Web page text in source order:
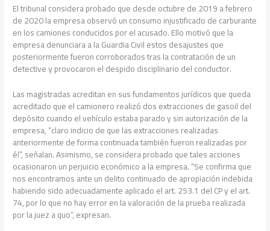
El tribunal considera probado que desde octubre de 2019 a febrero
de 2020 la empresa observó un consumo injustificado de carburante
en los camiones conducidos por el acusado. Ello motivó que la
empresa denunciara a la Guardia Civil estos desajustes que
posteriormente fueron corroborados tras la contratación de un
detective y provocaron el despido disciplinario del conductor.
Las magistradas acreditan en sus fundamentos jurídicos que queda
acreditado que el camionero realizó dos extracciones de gasoil del
depósito cuando el vehículo estaba parado y sin autorización de la
empresa, “claro indicio de que las extracciones realizadas
anteriormente de forma continuada también fueron realizadas por
él”, señalan. Asimismo, se considera probado que tales acciones
ocasionaron un perjuicio económico a la empresa. “Se confirma que
nos encontramos ante un delito continuado de apropiación indebida
habiendo sido adecuadamente aplicado el art. 253.1 del CP y el art.
74, por lo que no hay error en la valoración de la prueba realizada
por la juez a quo”, expresan.